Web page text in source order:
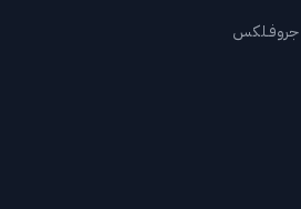
جروفـلكس